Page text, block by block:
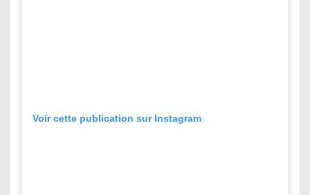
Voir cette publication sur Instagram